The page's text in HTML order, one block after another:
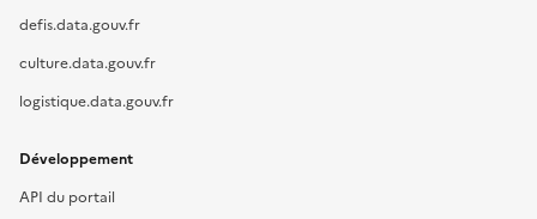
defis.data.gouv.fr
culture.data.gouv.fr
logistique.data.gouv.fr
Développement
API du portail